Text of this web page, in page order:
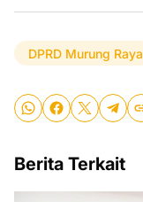
DPRD Murung Raya
Berita Terkait